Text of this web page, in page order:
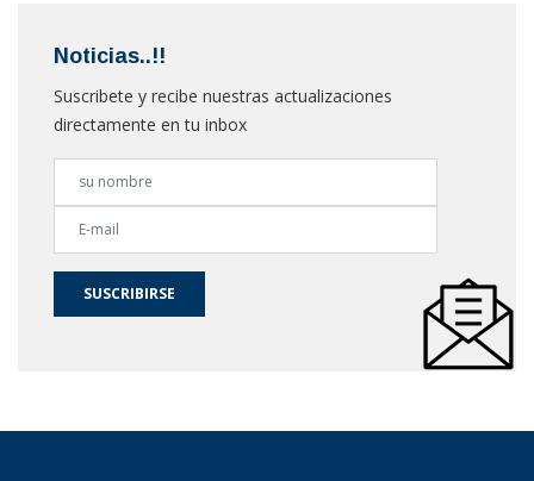
Noticias..!!
Suscribete y recibe nuestras actualizaciones
directamente en tu inbox
SUSCRIBIRSE